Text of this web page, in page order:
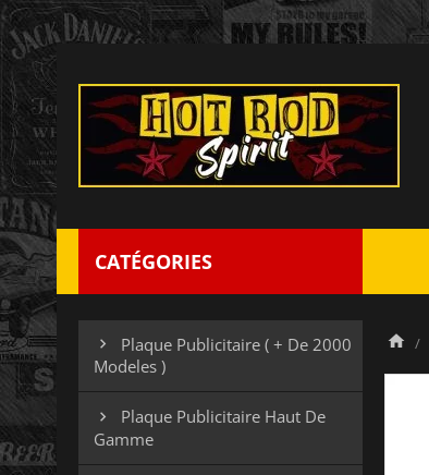
CATÉGORIES

Plaque Publicitaire ( + De 2000
Modeles )

Plaque Publicitaire Haut De
Gamme